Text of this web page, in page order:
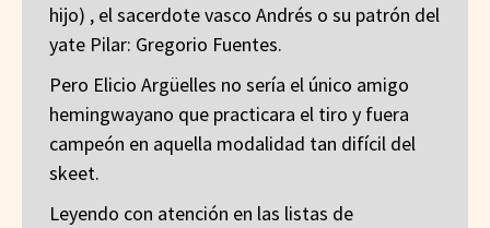
hijo) , el sacerdote vasco Andrés o su patrón del
yate Pilar: Gregorio Fuentes.
Pero Elicio Argüelles no sería el único amigo
hemingwayano que practicara el tiro y fuera
campeón en aquella modalidad tan difícil del
skeet.
Leyendo con atención en las listas de